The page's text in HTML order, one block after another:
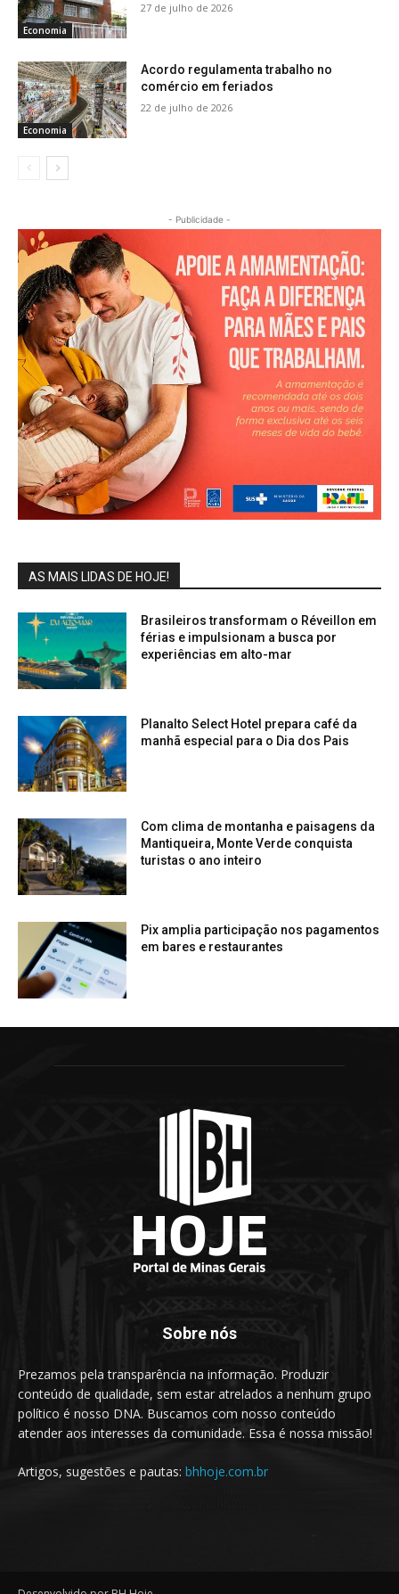
Economia
27 de julho de 2026
Economia
Acordo regulamenta trabalho no
comércio em feriados
22 de julho de 2026
- Publicidade -
AS MAIS LIDAS DE HOJE!
Brasileiros transformam o Réveillon em
férias e impulsionam a busca por
experiências em alto-mar
Planalto Select Hotel prepara café da
manhã especial para o Dia dos Pais
Com clima de montanha e paisagens da
Mantiqueira, Monte Verde conquista
turistas o ano inteiro
Pix amplia participação nos pagamentos
em bares e restaurantes
Sobre nós
Prezamos pela transparência na informação. Produzir
conteúdo de qualidade, sem estar atrelados a nenhum grupo
político é nosso DNA. Buscamos com nosso conteúdo
atender aos interesses da comunidade. Essa é nossa missão!
Artigos, sugestões e pautas: bhhoje.com.br